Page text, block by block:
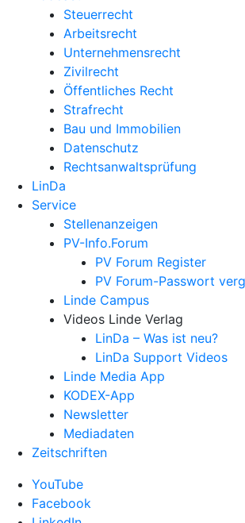
Steuerrecht
Arbeitsrecht
Unternehmens­recht
Zivilrecht
Öffentliches Recht
Strafrecht
Bau und Immobilien
Datenschutz
Rechtsanwalts­prüfung
LinDa
Service
Stellenanzeigen
PV-Info.Forum
PV Forum Register
PV Forum-Passwort
Linde Campus
Videos Linde Verlag
LinDa – Was ist neu?
LinDa Support Videos
Linde Media App
KODEX-App
Newsletter
Mediadaten
Zeitschriften
YouTube
Facebook